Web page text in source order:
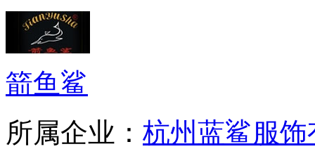
箭鱼鲨
所属企业： 杭州蓝鲨服